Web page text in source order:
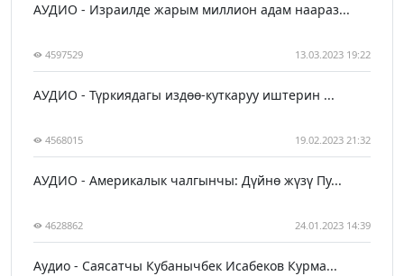
АУДИО - Израилде жарым миллион адам наараз...
4597529 13.03.2023 19:22
АУДИО - Түркиядагы издөө-куткаруу иштерин ...
4568015 19.02.2023 21:32
АУДИО - Америкалык чалгынчы: Дүйнө жүзү Пу...
4628862 24.01.2023 14:39
Аудио - Саясатчы Кубанычбек Исабеков Курма...